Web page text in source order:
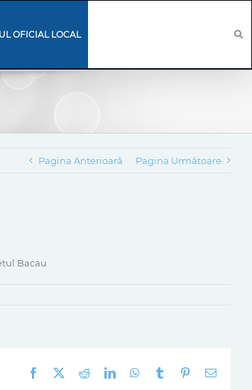
OFICIAL LOCAL
Pagina Anterioară Pagina Următoare
Bacau
Facebook RedditLinkedInWhatsApp
Tumblr Pinterest
E-